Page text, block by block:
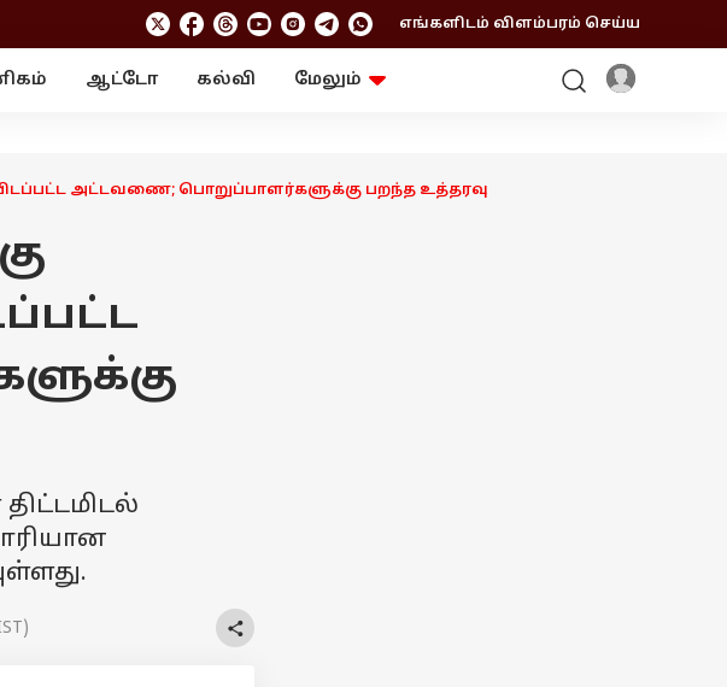
எங்களிடம் விளம்பரம் செய்ய
ஆட்டோ கல்வி
மேலும்
ஃபோட்டோ கேலரி ட்ரெண்டிங்
அட்டவணை; பொறுப்பாளர்களுக்கு பறந்த உத்தரவு